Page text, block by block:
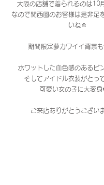
大阪の店舗で着られるのは10
なので関西圏のお客様は是非足
いね☺️
期間限定夢カワイイ背景も
ホワットした血色感のあるピ
そしてアイドル衣装がとっ
可愛い女の子に大変身
ご来店ありがとうござい